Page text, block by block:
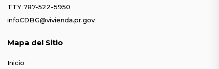
TTY 787-522-5950
infoCDBG@vivienda.pr.gov
Mapa del Sitio
Inicio